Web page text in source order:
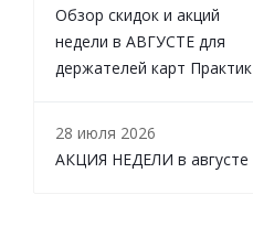
Обзор скидок и акций
недели в АВГУСТЕ для
держателей карт Практик
28 июля 2026
АКЦИЯ НЕДЕЛИ в августе